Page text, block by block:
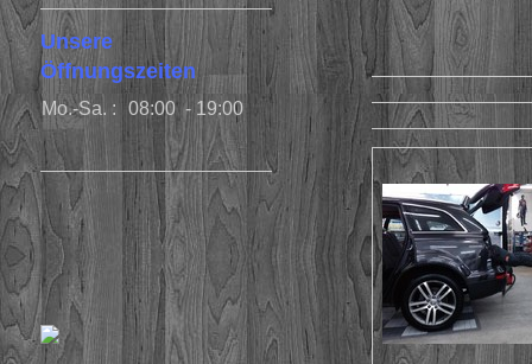
Unsere
Öffnungszeiten
Mo.-Sa. : 08:00 - 19:00